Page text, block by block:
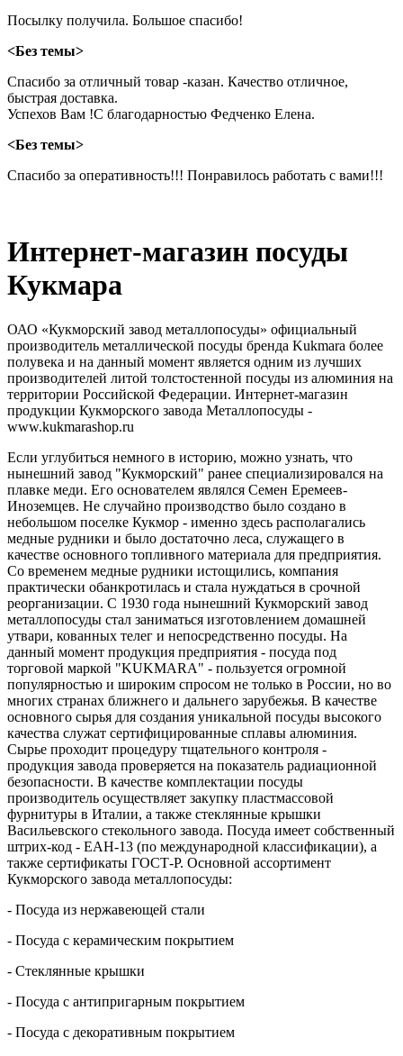
Посылку получила. Большое спасибо!
<Без темы>
Спасибо за отличный товар -казан. Качество отличное,
быстрая доставка.
Успехов Вам !С благодарностью Федченко Елена.
<Без темы>
Спасибо за оперативность!!! Понравилось работать с вами!!!
Интернет-магазин посуды
Кукмара
ОАО «Кукморский завод металлопосуды» официальный
производитель металлической посуды бренда Kukmara более
полувека и на данный момент является одним из лучших
производителей литой толстостенной посуды из алюминия на
территории Российской Федерации. Интернет-магазин
продукции Кукморского завода Металлопосуды -
www.kukmarashop.ru
Если углубиться немного в историю, можно узнать, что
нынешний завод "Кукморский" ранее специализировался на
плавке меди. Его основателем являлся Семен Еремеев-
Иноземцев. Не случайно производство было создано в
небольшом поселке Кукмор - именно здесь располагались
медные рудники и было достаточно леса, служащего в
качестве основного топливного материала для предприятия.
Со временем медные рудники истощились, компания
практически обанкротилась и стала нуждаться в срочной
реорганизации. С 1930 года нынешний Кукморский завод
металлопосуды стал заниматься изготовлением домашней
утвари, кованных телег и непосредственно посуды. На
данный момент продукция предприятия - посуда под
торговой маркой "KUKMARA" - пользуется огромной
популярностью и широким спросом не только в России, но во
многих странах ближнего и дальнего зарубежья. В качестве
основного сырья для создания уникальной посуды высокого
качества служат сертифицированные сплавы алюминия.
Сырье проходит процедуру тщательного контроля -
продукция завода проверяется на показатель радиационной
безопасности. В качестве комплектации посуды
производитель осуществляет закупку пластмассовой
фурнитуры в Италии, а также стеклянные крышки
Васильевского стекольного завода. Посуда имеет собственный
штрих-код - ЕАН-13 (по международной классификации), а
также сертификаты ГОСТ-Р. Основной ассортимент
Кукморского завода металлопосуды:
- Посуда из нержавеющей стали
- Посуда с керамическим покрытием
- Стеклянные крышки
- Посуда с антипригарным покрытием
- Посуда с декоративным покрытием